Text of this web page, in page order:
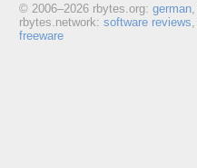
© 2006–2026 rbytes.org: german,
rbytes.network: software reviews,
freeware